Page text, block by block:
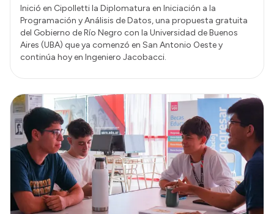
Inició en Cipolletti la Diplomatura en Iniciación a la
Programación y Análisis de Datos, una propuesta gratuita
del Gobierno de Río Negro con la Universidad de Buenos
Aires (UBA) que ya comenzó en San Antonio Oeste y
continúa hoy en Ingeniero Jacobacci.